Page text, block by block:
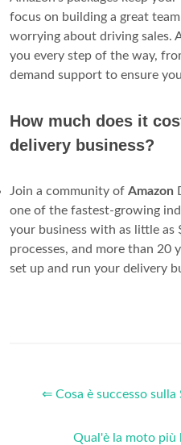
focus on building a great
worrying about driving sales.
you every step of the way,
demand support to ensure
How much does it
delivery business?
Join a community of Amazon
one of the fastest-growing
your business with as little as
processes, and more than 20
set up and run your delivery
⇐ Cosa è successo sulla
Qual'è la moto più